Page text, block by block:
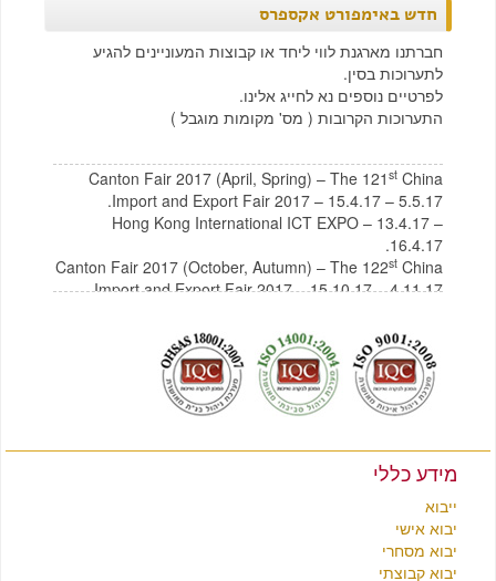
חדש באימפורט אקספרס
חברתנו מארגנת לווי ליחד או קבוצות המעוניינים להגיע
לתערוכות בסין.
לפרטיים נוספים נא לחייג אלינו.
התערוכות הקרובות ( מס' מקומות מוגבל )
Canton Fair 2017 (April, Spring) – The 121 stChina
Import and Export Fair 2017 – 15.4.17 – 5.5.17.
Hong Kong International ICT EXPO – 13.4.17 –
16.4.17.
Canton Fair 2017 (October, Autumn) – The 122 stChina
Import and Export Fair 2017 – 15.10.17 – 4.11.17
לצפייה בקטלוג רהיטים מסיןלחץ כאן
מידע כללי
ייבוא
יבוא אישי
יבוא מסחרי
יבוא קבוצתי